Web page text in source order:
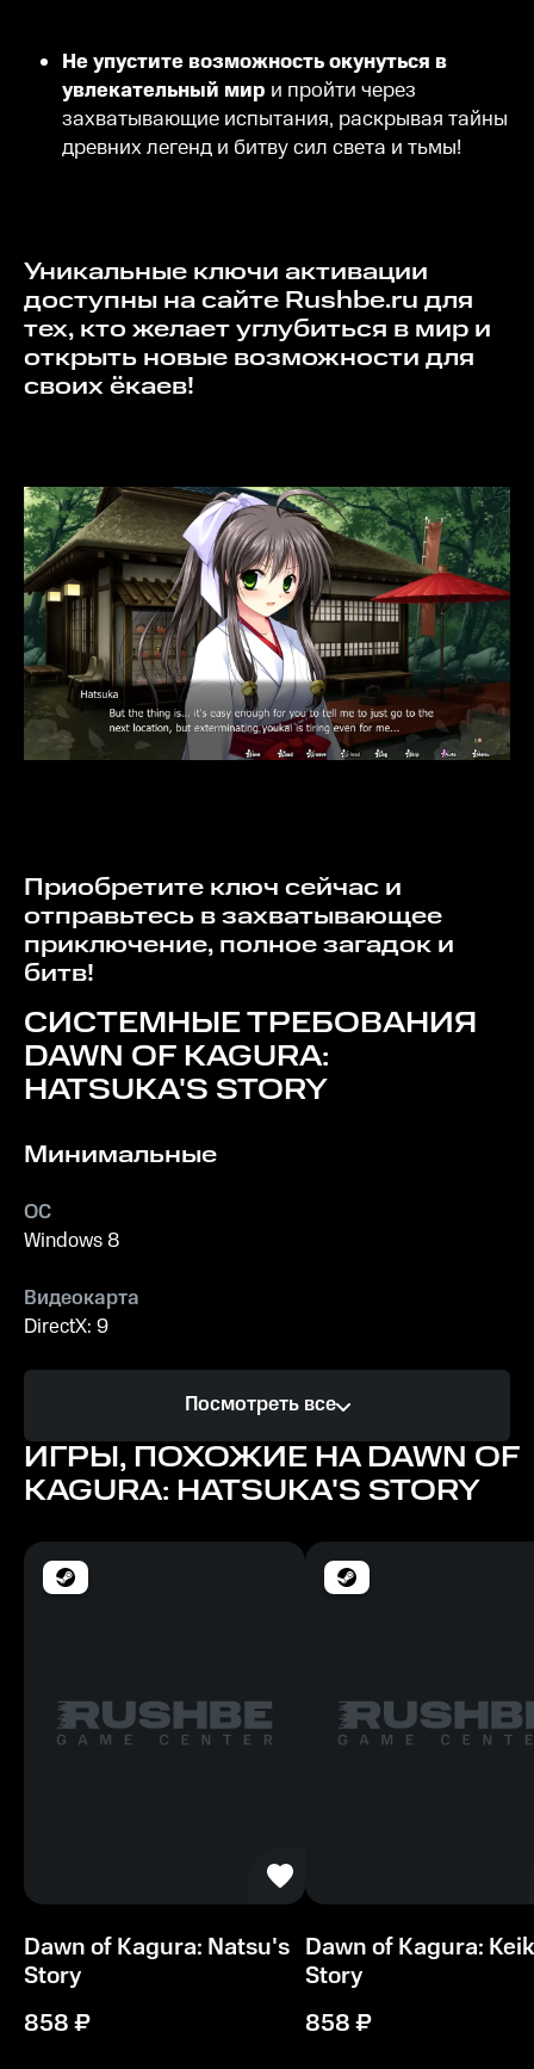
Не упустите возможность окунуться в
увлекательный мир и пройти через
захватывающие испытания, раскрывая тайны
древних легенд и битву сил света и тьмы!
Уникальные ключи активации
доступны на сайте Rushbe.ru для
тех, кто желает углубиться в мир и
открыть новые возможности для
своих ёкаев!
Приобретите ключ сейчас и
отправьтесь в захватывающее
приключение, полное загадок и
битв!
СИСТЕМНЫЕ ТРЕБОВАНИЯ
DAWN OF KAGURA:
HATSUKA'S STORY
Минимальные
ОС
Windows 8
Видеокарта
DirectX: 9
Память
1 ГБ ОЗУ
Место на диске
1 ГБ
Windows 10
Multi-core 2.0 ГгЦ
Память
2 ГБ ОЗУ
Посмотреть все
ИГРЫ, ПОХОЖИЕ НА DAWN OF
KAGURA: HATSUKA'S STORY
Dawn of Kagura: Natsu's
Story
858₽
Dawn of Kagura:
Story
858₽